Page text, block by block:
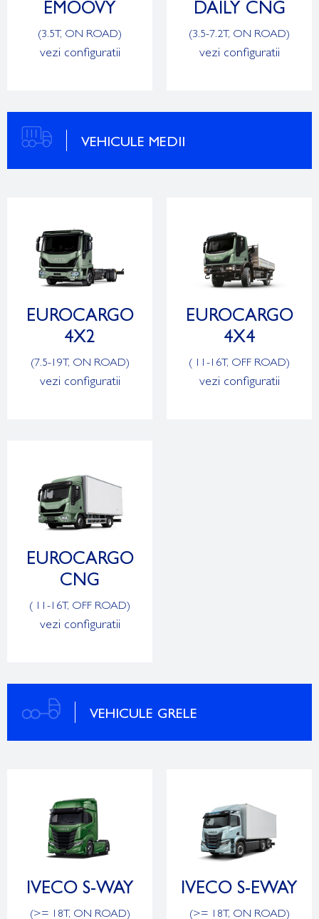
EMOOVY
(3.5T, ON ROAD)
vezi configuratii
DAILY CNG
(3.5-7.2T, ON ROAD)
vezi configuratii
VEHICULE MEDII
EUROCARGO
4X2
(7.5-19T, ON ROAD)
vezi configuratii
EUROCARGO
4X4
( 11-16T, OFF ROAD)
vezi configuratii
EUROCARGO
CNG
( 11-16T, OFF ROAD)
vezi configuratii
VEHICULE GRELE
IVECO S-WAY
(>= 18T, ON ROAD)
IVECO S-EWAY
(>= 18T, ON ROAD)